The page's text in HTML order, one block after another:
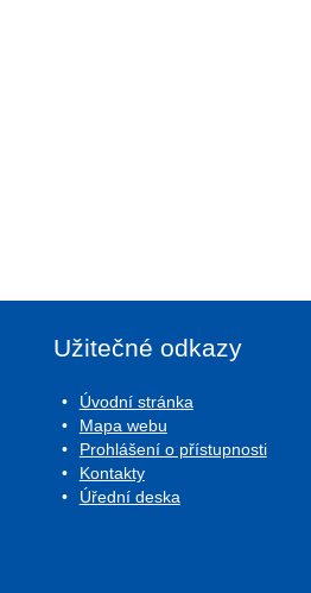
Užitečné odkazy
Úvodní stránka
Mapa webu
Prohlášení o přístupnosti
Kontakty
Úřední deska